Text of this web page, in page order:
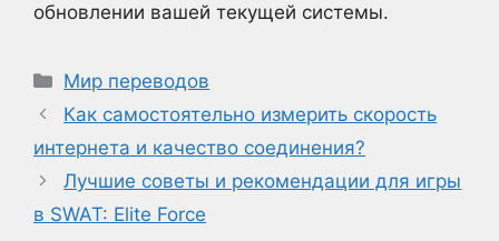
обновлении вашей текущей системы.
Рубрики
Мир переводов
Как самостоятельно измерить скорость
интернета и качество соединения?
Лучшие советы и рекомендации для игры
в SWAT: Elite Force